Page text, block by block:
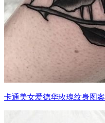
卡通美女爱德华玫瑰纹身图案